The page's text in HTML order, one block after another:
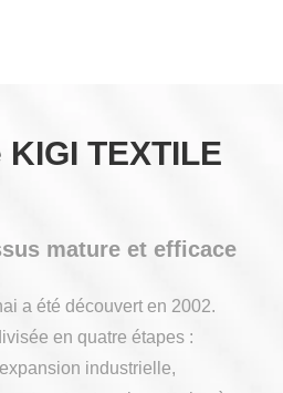
TEXTILE
mature et efficace
a été découvert en 2002.
en quatre étapes :
industrielle,